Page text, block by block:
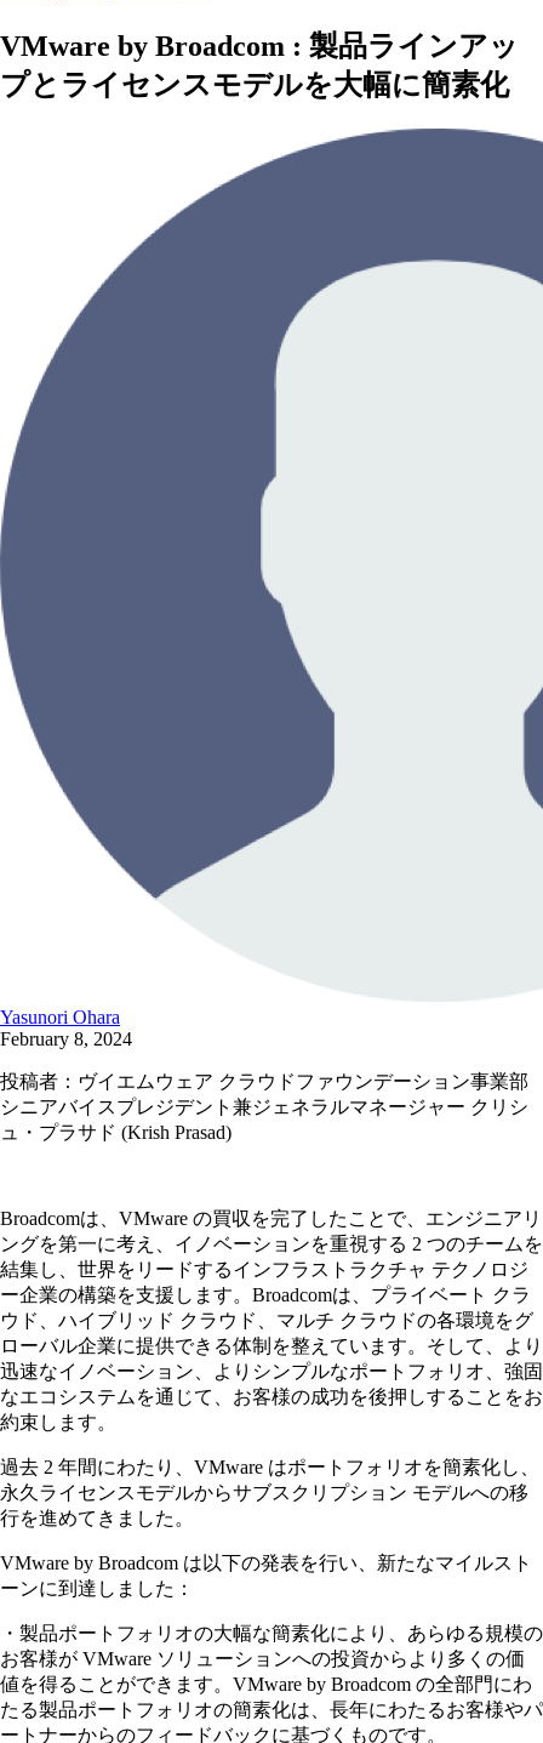
VMware by Broadcom : 製品ラインアッ
プとライセンスモデルを大幅に簡素化
Yasunori Ohara
February 8, 2024
投稿者：ヴイエムウェア クラウドファウンデーション事業部
シニアバイスプレジデント兼ジェネラルマネージャー クリシ
ュ・プラサド (Krish Prasad)
Broadcomは、VMware の買収を完了したことで、エンジニアリ
ングを第一に考え、イノベーションを重視する 2 つのチームを
結集し、世界をリードするインフラストラクチャ テクノロジ
ー企業の構築を支援します。Broadcomは、プライベート クラ
ウド、ハイブリッド クラウド、マルチ クラウドの各環境をグ
ローバル企業に提供できる体制を整えています。そして、より
迅速なイノベーション、よりシンプルなポートフォリオ、強固
なエコシステムを通じて、お客様の成功を後押しすることをお
約束します。
過去 2 年間にわたり、VMware はポートフォリオを簡素化し、
永久ライセンスモデルからサブスクリプション モデルへの移
行を進めてきました。
VMware by Broadcom は以下の発表を行い、新たなマイルスト
ーンに到達しました：
・製品ポートフォリオの大幅な簡素化により、あらゆる規模の
お客様が VMware ソリューションへの投資からより多くの価
値を得ることができます。VMware by Broadcom の全部門にわ
たる製品ポートフォリオの簡素化は、長年にわたるお客様やパ
ートナーからのフィードバックに基づくものです。